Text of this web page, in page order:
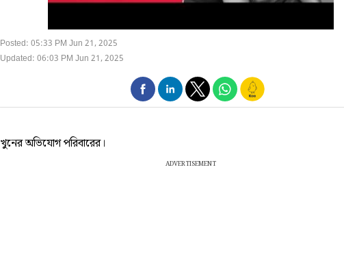
Posted: 05:33 PM Jun 21, 2025
Updated: 06:03 PM Jun 21, 2025
খুনের অভিযোগ পরিবারের।
ADVERTISEMENT